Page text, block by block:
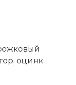
оцинк.